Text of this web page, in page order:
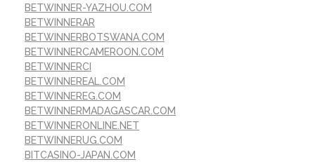
BETWINNER-YAZHOU.COM
BETWINNERAR
BETWINNERBOTSWANA.COM
BETWINNERCAMEROON.COM
BETWINNERCI
BETWINNEREAL.COM
BETWINNEREG.COM
BETWINNERMADAGASCAR.COM
BETWINNERONLINE.NET
BETWINNERUG.COM
BITCASINO-JAPAN.COM